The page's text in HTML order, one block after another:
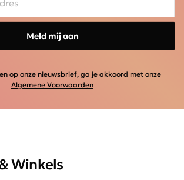
Meld mij aan
op onze nieuwsbrief, ga je akkoord met onze
Algemene Voorwaarden
Winkels